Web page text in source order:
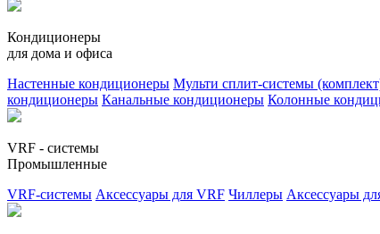
Кондиционеры
для дома и офиса
Настенные кондиционеры Мульти сплит-системы
кондиционеры Канальные кондиционеры Колонные
VRF - системы
Промышленные
VRF-системы Аксессуары для VRF Чиллеры Аксессуары